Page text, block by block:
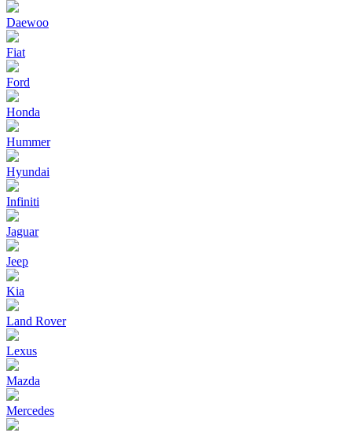
Daewoo
Fiat
Ford
Honda
Hummer
Hyundai
Infiniti
Jaguar
Jeep
Kia
Land Rover
Lexus
Mazda
Mercedes